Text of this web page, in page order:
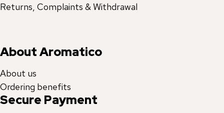
Returns, Complaints & Withdrawal
About Aromatico
About us
Ordering benefits
Secure Payment